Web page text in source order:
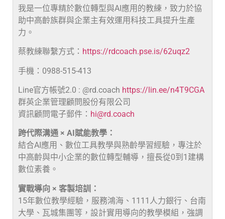
我是一位專精於數位轉型與AI應用的教練，致力於協
助中高齡族群與企業主有效運用科技工具提升生產
力。
蔡教練聯繫方式： https://rdcoach.pse.is/62uqz2
手機：0988-515-413
Line官方帳號2.0 : @rd.coach https://lin.ee/n4T9CGA
群英企業管理顧問股份有限公司
資訊顧問電子郵件： hi@rd.coach
跨代際溝通 × AI賦能教學：
結合AI應用、數位工具教學與熟齡學習經驗，專注於
中高齡與中小企業的數位轉型輔導，擅長從0到1建構
數位素養。
實戰導向 × 客製培訓：
15年數位教學經驗，服務鴻海、1111人力銀行、台南
大學、瓦城集團等，設計實用導向的教學模組，強調